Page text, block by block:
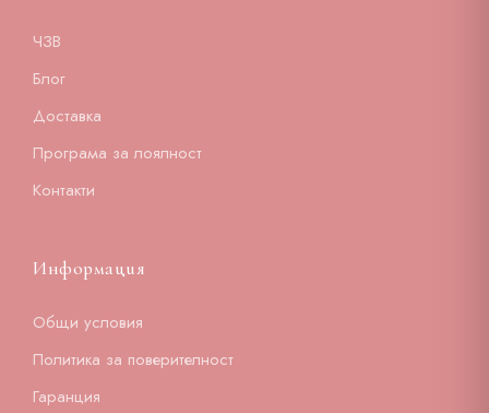
ЧЗВ
Блог
Доставка
Програма за лоялност
Контакти
Информация
Общи условия
Политика за поверителност
Гаранция